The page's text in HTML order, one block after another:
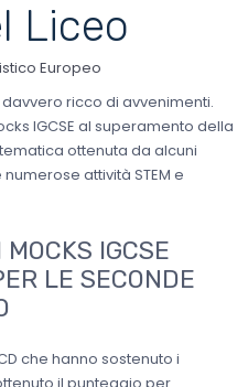
Liceo
Europeo
ricco di avvenimenti.
IGCSE al superamento della
ottenuta da alcuni
attività STEM e
IGCSE
LE SECONDE
che hanno sostenuto i